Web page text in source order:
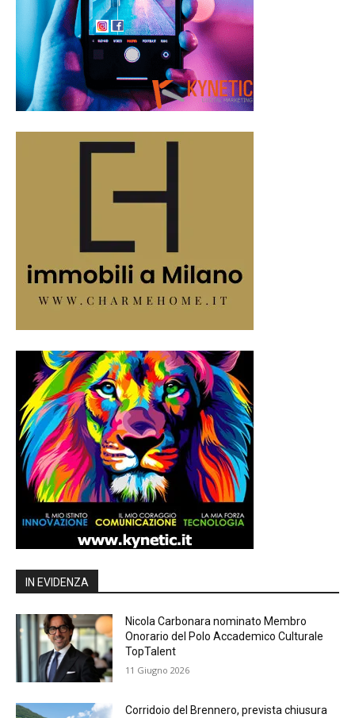
IN EVIDENZA
Nicola Carbonara nominato Membro
Onorario del Polo Accademico Culturale
TopTalent
11 Giugno 2026
Corridoio del Brennero, prevista chiusura